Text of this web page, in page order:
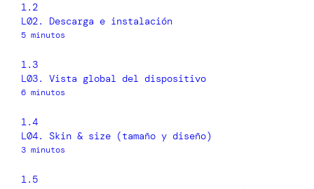
1.2
L02. Descarga e instalación
5 minutos
1.3
L03. Vista global del dispositivo
6 minutos
1.4
L04. Skin & size (tamaño y diseño)
3 minutos
1.5